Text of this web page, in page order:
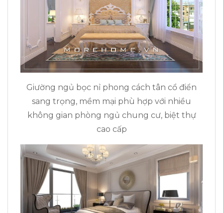
Giường ngủ bọc nỉ phong cách tân cổ điển
sang trọng, mềm mại phù hợp với nhiều
không gian phòng ngủ chung cư, biệt thự
cao cấp